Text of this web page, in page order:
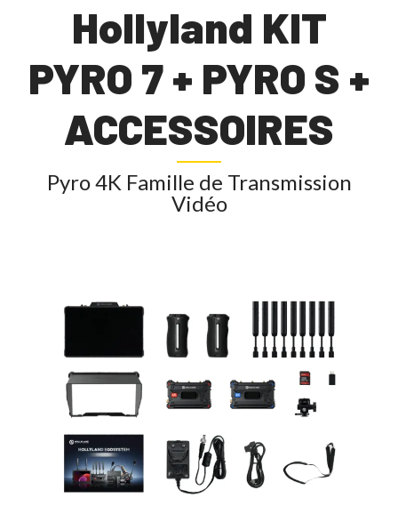
Hollyland KIT
PYRO 7 + PYRO S +
ACCESSOIRES
Pyro 4K Famille de Transmission
Vidéo